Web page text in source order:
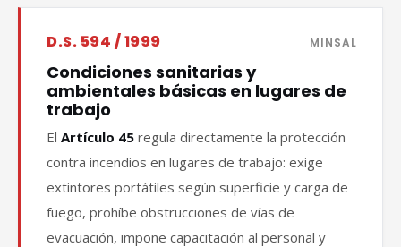
D.S. 594 / 1999 MINSAL
Condiciones sanitarias y
ambientales básicas en lugares de
trabajo
El Artículo 45 regula directamente la protección
contra incendios en lugares de trabajo: exige
extintores portátiles según superficie y carga de
fuego, prohíbe obstrucciones de vías de
evacuación, impone capacitación al personal y